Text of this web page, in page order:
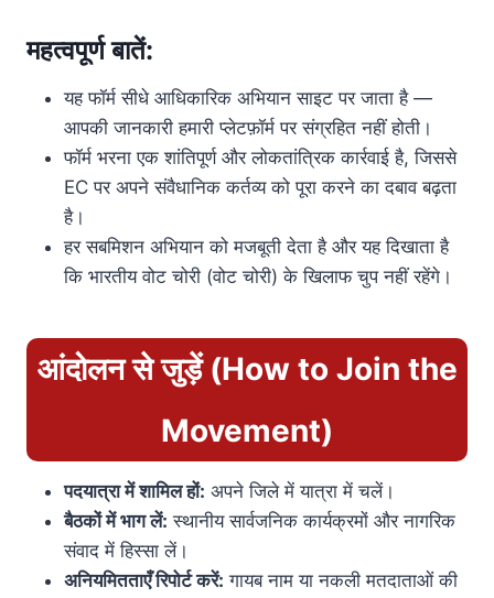
महत्वपूर्ण बातें:
यह फॉर्म सीधे आधिकारिक अभियान साइट पर जाता है —
आपकी जानकारी हमारी प्लेटफ़ॉर्म पर संग्रहित नहीं होती।
फॉर्म भरना एक शांतिपूर्ण और लोकतांत्रिक कार्रवाई है, जिससे
EC पर अपने संवैधानिक कर्तव्य को पूरा करने का दबाव बढ़ता
है।
हर सबमिशन अभियान को मजबूती देता है और यह दिखाता है
कि भारतीय वोट चोरी (वोट चोरी) के खिलाफ चुप नहीं रहेंगे।
आंदोलन से जुड़ें (How to Join the
Movement)
पदयात्रा में शामिल हों: अपने जिले में यात्रा में चलें।
बैठकों में भाग लें: स्थानीय सार्वजनिक कार्यक्रमों और नागरिक
संवाद में हिस्सा लें।
अनियमितताएँ रिपोर्ट करें: गायब नाम या नकली मतदाताओं की